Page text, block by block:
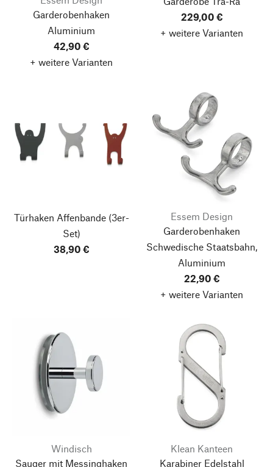
Garderobenhaken
Aluminium
42,90 €
+ weitere Varianten
229,00 €
+ weitere Varianten
Türhaken Affenbande(3er-
Set)
38,90 €
Essem Design
Garderobenhaken
Schwedische Staatsbahn,
Aluminium
22,90 €
+ weitere Varianten
Windisch
Sauger mit Messinghaken
Klean Kanteen
Karabiner Edelstahl